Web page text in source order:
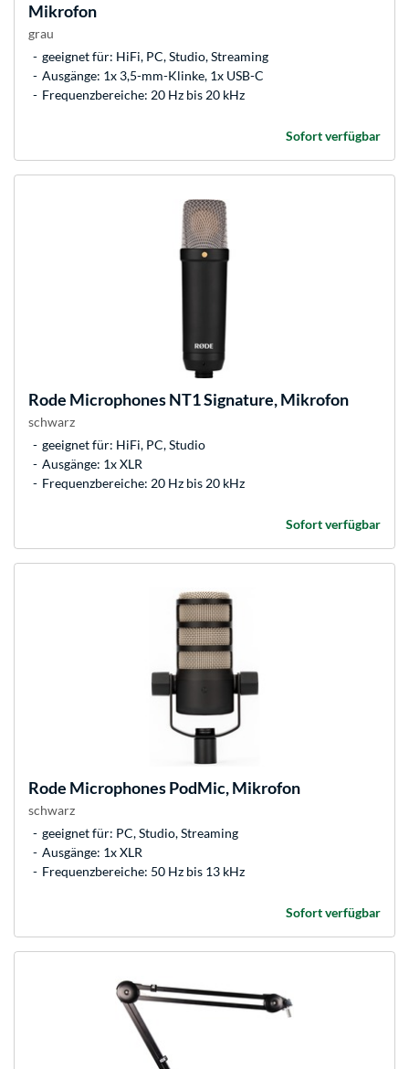
Mikrofon
grau
geeignet für: HiFi, PC, Studio, Streaming
Ausgänge: 1x 3,5-mm-Klinke, 1x USB-C
Frequenzbereiche: 20 Hz bis 20 kHz
Sofort verfügbar
Rode MicrophonesNT1 Signature, Mikrofon
schwarz
geeignet für: HiFi, PC, Studio
Ausgänge: 1x XLR
Frequenzbereiche: 20 Hz bis 20 kHz
Sofort verfügbar
Rode MicrophonesPodMic, Mikrofon
schwarz
geeignet für: PC, Studio, Streaming
Ausgänge: 1x XLR
Frequenzbereiche: 50 Hz bis 13 kHz
Sofort verfügbar